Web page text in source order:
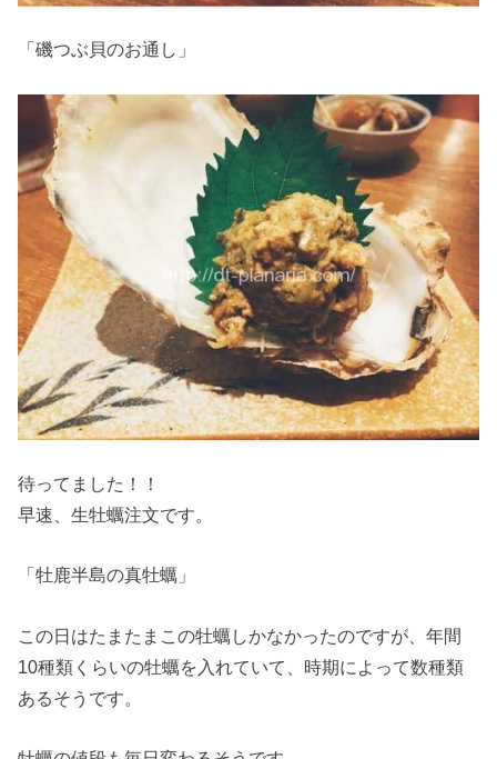
「磯つぶ貝のお通し」
待ってました！！
早速、生牡蠣注文です。
「牡鹿半島の真牡蠣」
この日はたまたまこの牡蠣しかなかったのですが、年間
10種類くらいの牡蠣を入れていて、時期によって数種類
あるそうです。